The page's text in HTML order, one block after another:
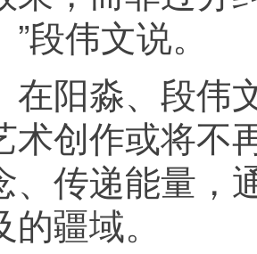
段伟文说。
淼、段伟文
术创作或将不
、传递能量，
疆域。